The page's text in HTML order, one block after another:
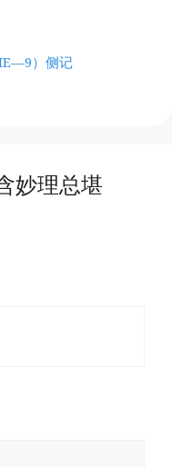
）侧记
妙理总堪